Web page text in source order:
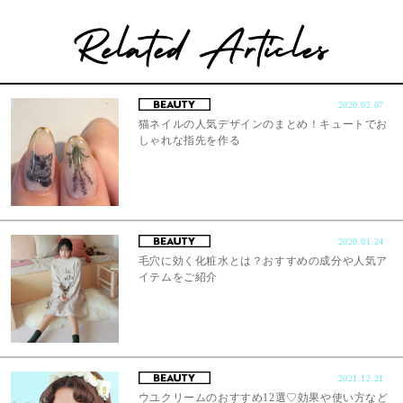
2020.02.07
猫ネイルの人気デザインのまとめ！キュートでお
しゃれな指先を作る
2020.01.24
毛穴に効く化粧水とは？おすすめの成分や人気ア
イテムをご紹介
2021.12.21
ウユクリームのおすすめ12選♡効果や使い方など